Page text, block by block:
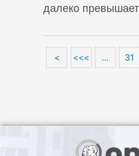
далеко
< <<< … 31